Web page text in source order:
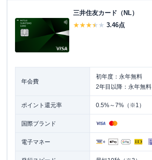
三井住友カード（NL）
3.46点
年会費
初年度：永年無料
2年目以降：永年無料
ポイント還元率 0.5%～7%（※1）
国際ブランド
電子マネー